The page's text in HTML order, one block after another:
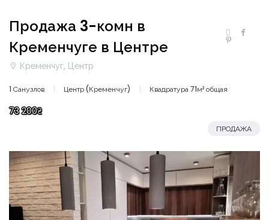
Продажа 3-комн в
Кременчуге в Центре
Кременчуг, Центр
1 Санузлов Центр (Кременчуг) Квадратура 71м² общая
73 200₴
ПРОДАЖА